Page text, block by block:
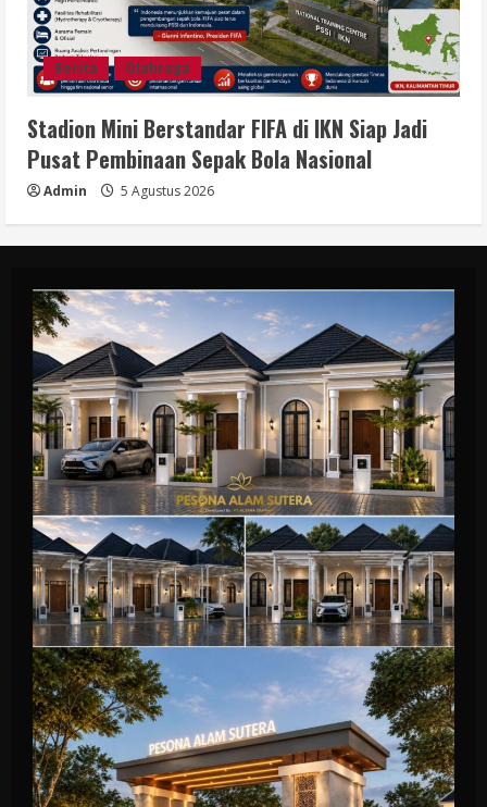
Berita Olahraga
Stadion Mini Berstandar FIFA di IKN Siap Jadi
Pusat Pembinaan Sepak Bola Nasional
Admin 5 Agustus 2026